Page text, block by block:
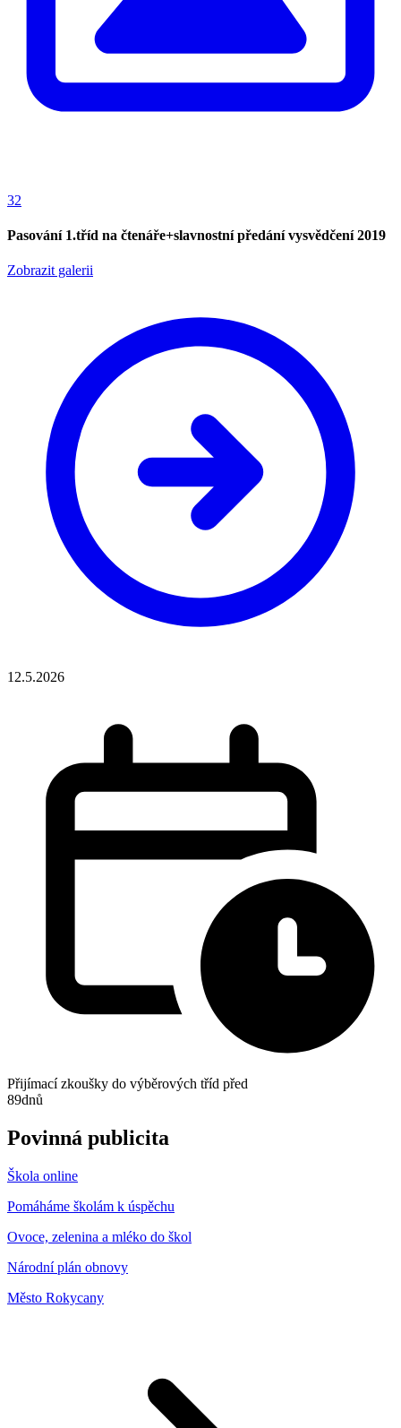
32
Pasování 1.tříd na čtenáře+slavnostní předání vysvědčení 2019
Zobrazit galerii
12.5.2026
Přijímací zkoušky do výběrových tříd před
89dnů
Povinná publicita
Škola online
Pomáháme školám k úspěchu
Ovoce, zelenina a mléko do škol
Národní plán obnovy
Město Rokycany